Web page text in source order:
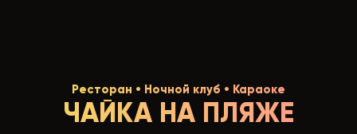
Ресторан • Ночной клуб • Караоке
ЧАЙКА НА ПЛЯЖЕ